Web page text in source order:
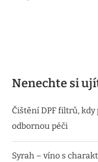
Nenechte si
Čištění DPF filtrů, kdy
odbornou péči
Syrah – víno s